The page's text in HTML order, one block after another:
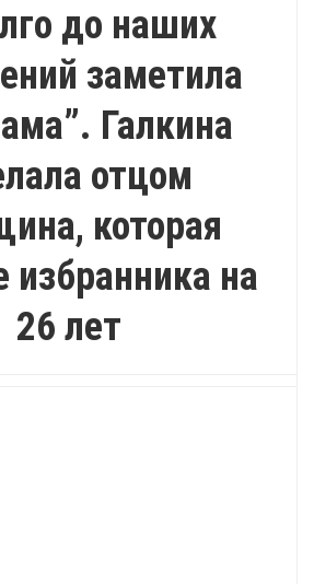
до наших
заметила
Галкина
отцом
которая
на
26 лет